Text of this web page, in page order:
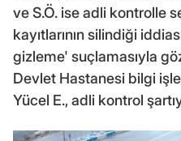
ve S.Ö. ise adli kontrolle
kayıtlarının silindiği
gizleme' suçlamasıyla
Devlet Hastanesi bilgi
Yücel E., adli kontrol